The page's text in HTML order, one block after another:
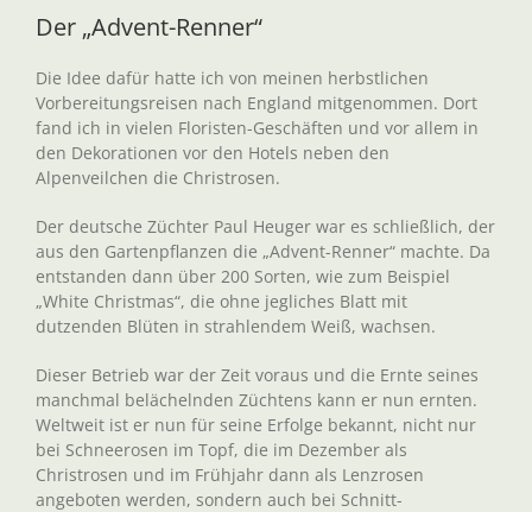
Der „Advent-Renner“
Die Idee dafür hatte ich von meinen herbstlichen
Vorbereitungsreisen nach England mitgenommen. Dort
fand ich in vielen Floristen-Geschäften und vor allem in
den Dekorationen vor den Hotels neben den
Alpenveilchen die Christrosen.
Der deutsche Züchter Paul Heuger war es schließlich, der
aus den Gartenpflanzen die „Advent-Renner“ machte. Da
entstanden dann über 200 Sorten, wie zum Beispiel
„White Christmas“, die ohne jegliches Blatt mit
dutzenden Blüten in strahlendem Weiß, wachsen.
Dieser Betrieb war der Zeit voraus und die Ernte seines
manchmal belächelnden Züchtens kann er nun ernten.
Weltweit ist er nun für seine Erfolge bekannt, nicht nur
bei Schneerosen im Topf, die im Dezember als
Christrosen und im Frühjahr dann als Lenzrosen
angeboten werden, sondern auch bei Schnitt-